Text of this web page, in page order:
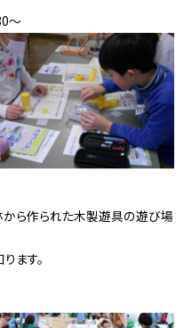
～
ら作られた木製遊具の遊び場
ます。